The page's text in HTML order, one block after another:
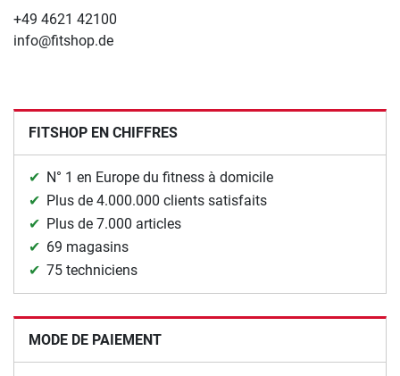
+49 4621 42100
info@fitshop.de
FITSHOP EN CHIFFRES
N° 1 en Europe du fitness à domicile
Plus de 4.000.000 clients satisfaits
Plus de 7.000 articles
69 magasins
75 techniciens
MODE DE PAIEMENT